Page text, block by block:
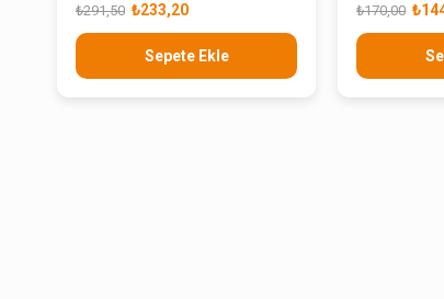
₺233,20
₺291,50
Sepete Ekle
₺170,00